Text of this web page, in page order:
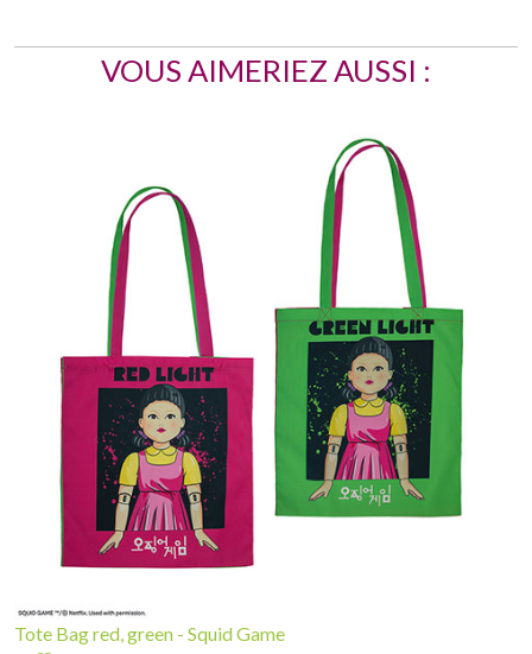
VOUS AIMERIEZ AUSSI :
Tote Bag red, green - Squid Game